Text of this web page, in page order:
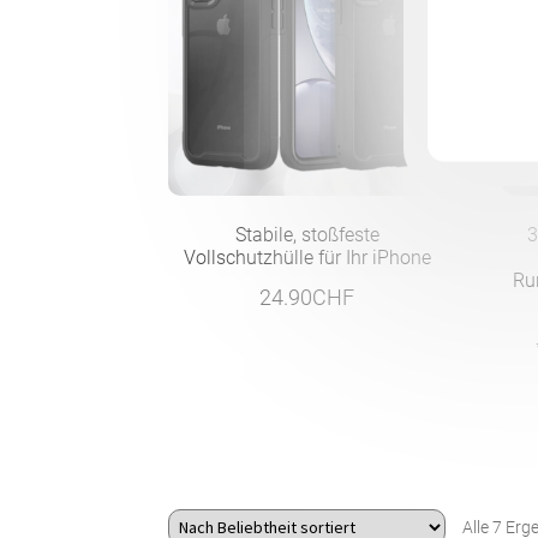
Stabile, stoßfeste
Vollschutzhülle für Ihr iPhone
24.90CHF
Alle 7